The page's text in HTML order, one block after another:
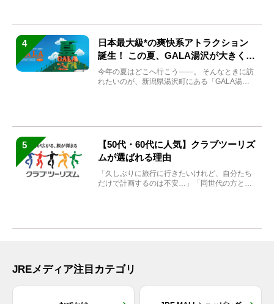
4
日本最大級*の爽快系アトラクション
誕生！ この夏、GALA湯沢が大きく生
まれ変わる
今年の夏はどこへ行こう――。 そんなときに訪
れたいのが、新潟県湯沢町にある「GALA湯
5
【50代・60代に人気】クラブツーリズ
ムが選ばれる理由
「久しぶりに旅行に行きたいけれど、自分たち
だけで計画するのは不安…」「同世代の方と気
JREメディア注目カテゴリ